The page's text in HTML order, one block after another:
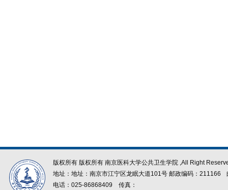
版权所有 版权所有 南京医科大学公共卫生学院 ,All Right
地址：地址：南京市江宁区龙眠大道101号 邮政编码：211166
电话：025-86868409
传真：